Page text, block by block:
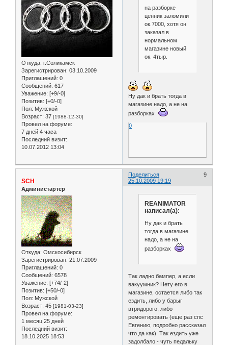
Откуда: г.Соликамск
Зарегистрирован: 03.10.2009
Приглашений: 0
Сообщений: 617
Уважение: [+9/-0]
Позитив: [+0/-0]
Пол: Мужской
Возраст: 37 [1988-12-30]
Провел на форуме:
7 дней 4 часа
Последний визит:
10.07.2012 13:04
на разборке
ценник заломили
ок.7000, хотя он
заказал в
нормальном
магазине новый
ок. 4тыр.
Ну дак и брать тогда в
магазине надо, а не на
разборках
0
Поделиться
9
25.10.2009 19:19
SCH
Администартер
Откуда: Омскосибирск
Зарегистрирован: 21.07.2009
Приглашений: 0
Сообщений: 6578
Уважение: [+74/-2]
Позитив: [+50/-0]
Пол: Мужской
Возраст: 45 [1981-03-23]
Провел на форуме:
1 месяц 25 дней
Последний визит:
18.10.2025 18:53
REANIMATOR
написал(а):
Ну дак и брать
тогда в магазине
надо, а не на
разборках
Так ладно бампер, а если
вакуумник? Нету его в
магазине, остается либо так
ездить, либо у барыг
втридорого, либо
ремонтировать (еще раз спс
Евгению, подробно рассказал
что да как). Так ездить уже
задолбало - чуть педальку